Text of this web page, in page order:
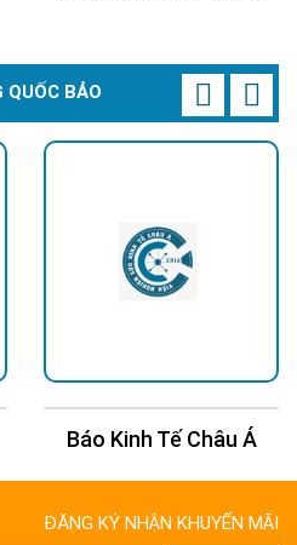
QUỐC BẢO
Báo Kinh Tế Châu Á
ĐĂNG KÝ NHẬN KHUYẾN MÃI